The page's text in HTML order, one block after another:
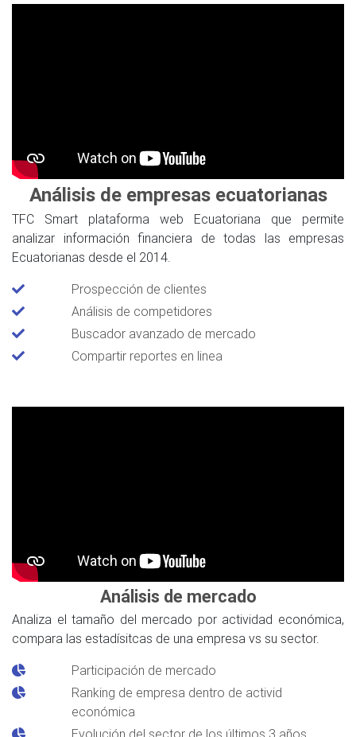
Análisis de empresas ecuatorianas
TFC Smart plataforma web Ecuatoriana que permite
analizar información financiera de todas las empresas
Ecuatorianas desde el 2014.
Prospección de clientes
Análisis de competidores
Buscador avanzado de mercado
Compartir reportes en linea
Análisis de mercado
Analiza el tamaño del mercado por actividad económica,
compara las estadísitcas de una empresa vs su sector.
Participación de mercado
Ranking de empresa dentro de activid
económica